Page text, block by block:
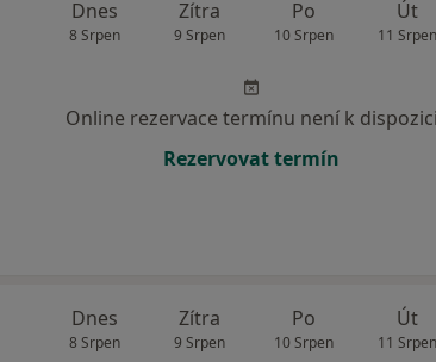
Dnes
8 Srpen
Zítra
9 Srpen
Po
10 Srpen
Út
11 Srpen
Online rezervace termínu není k dispozici
Rezervovat termín
Dnes
8 Srpen
Zítra
9 Srpen
Po
10 Srpen
Út
11 Srpen